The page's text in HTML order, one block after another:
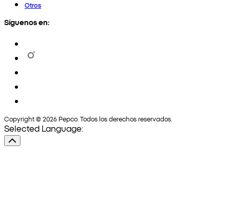
Otros
Síguenos en:
Copyright © 2026 Pepco. Todos los derechos reservados.
Selected Language: